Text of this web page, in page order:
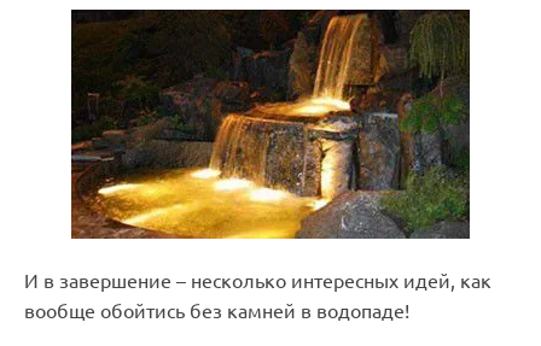
И в завершение – несколько интересных идей, как
вообще обойтись без камней в водопаде!